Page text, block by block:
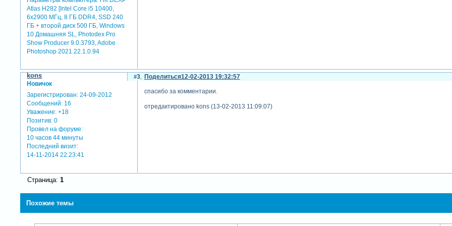
Atlas H282 [Intel Core i5 10400,
6x2900 МГц, 8 ГБ DDR4, SSD 240
ГБ + второй диск 500 ГБ, Windows
10 Домашняя SL, Photodex Pro
Show Producer 9.0.3793, Adobe
Photoshop 2021 22.1.0.94
Поделиться
3 12-02-2013 19:32:57
kons
Новичок
Зарегистрирован: 24-09-2012
Сообщений: 16
Уважение: +18
Позитив: 0
Провел на форуме:
10 часов 44 минуты
Последний визит:
14-11-2014 22:23:41
спасибо за комментарии.
отредактировано kons (13-02-2013 11:09:07)
Страница: 1
Похожие темы